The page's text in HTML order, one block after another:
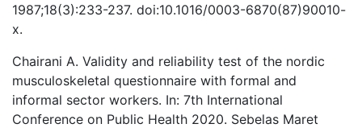
1987;18(3):233-237. doi:10.1016/0003-6870(87)90010-
x.
Chairani A. Validity and reliability test of the nordic
musculoskeletal questionnaire with formal and
informal sector workers. In: 7th International
Conference on Public Health 2020. Sebelas Maret